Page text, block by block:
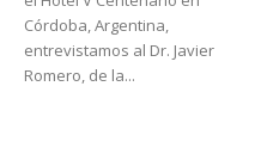
Córdoba, Argentina,
entrevistamos al Dr. Javier
Romero, de la...